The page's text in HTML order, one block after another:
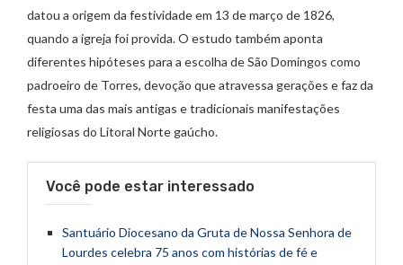
datou a origem da festividade em 13 de março de 1826,
quando a igreja foi provida. O estudo também aponta
diferentes hipóteses para a escolha de São Domingos como
padroeiro de Torres, devoção que atravessa gerações e faz da
festa uma das mais antigas e tradicionais manifestações
religiosas do Litoral Norte gaúcho.
Você pode estar interessado
Santuário Diocesano da Gruta de Nossa Senhora de
Lourdes celebra 75 anos com histórias de fé e